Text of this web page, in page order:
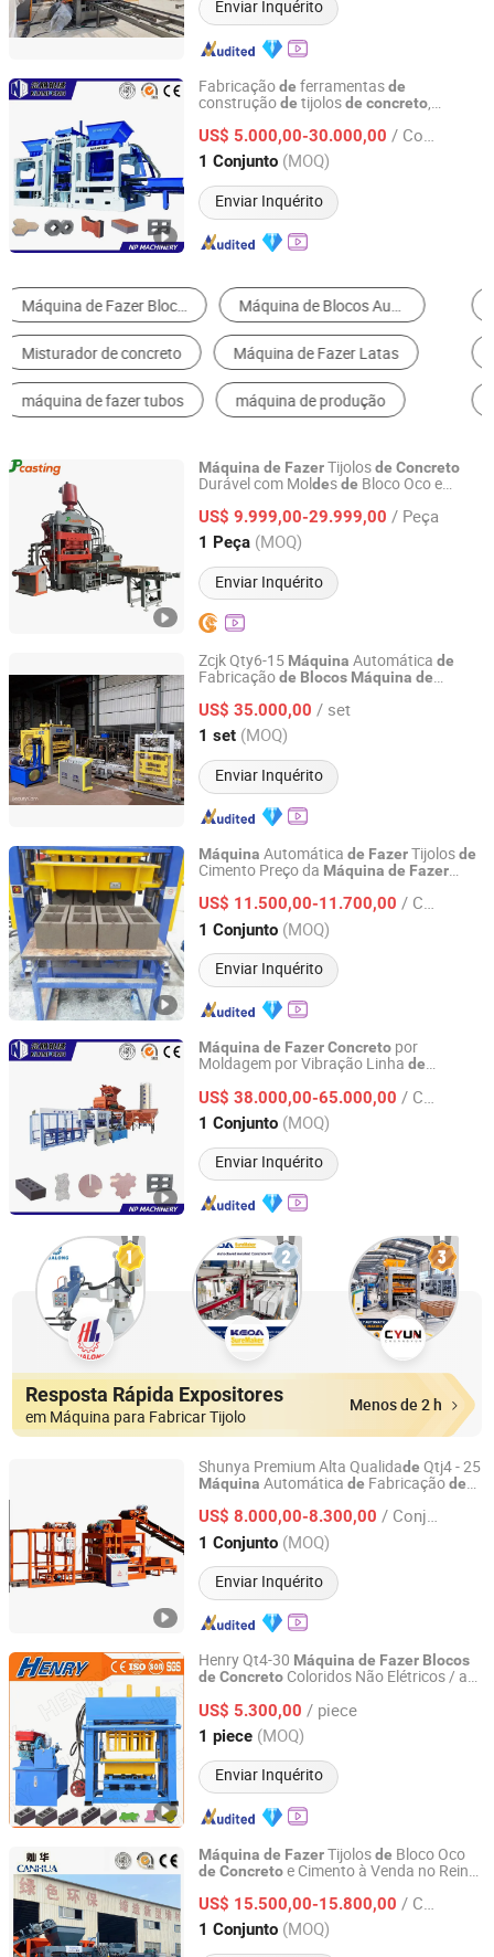
Enviar Inquérito
Fabricaçãode ferramentasde
construçãode tijolosde concreto,
blocosocosdecinzas volantes Np9-15D
US$ 5.000,00-30.000,00 / Conjunto
1 Conjunto (MOQ)
Enviar Inquérito
Langfang Nianpeng International Trade Co., Ltd.
Hebei, China Desde 2024
Máquina para Fabricar Tijolo Máquina de Corte de Pedra
Maquinaria de Concreto Máquina de Gelo
Máquina para Fabricar Placa Máquinas de espuma
Máquina de FazerTijolosde Concreto
Durável com Moldesde Bloco Oco e
US$ 9.999,00-29.999,00 / Peça
1 Peça (MOQ)
Enviar Inquérito
Shanghai Jaw Plate Casting Co., Ltd
Shanghai, China Desde 2025
Zcjk Qty6-15 Máquina Automática de
Fabricaçãode Blocos Máquina de
Concretopara Pavimentação
US$ 35.000,00 / set
1 set (MOQ)
Enviar Inquérito
ZCJK Intelligent Machinery Wuhan Co., Ltd.
Hubei, China Desde 2011
Máquina Automática de FazerTijolosde
Cimento Preço da Máquina de Fazer
Etiópia Gana
US$ 11.500,00-11.700,00 / Conjunto
1 Conjunto (MOQ)
Enviar Inquérito
Shandong Canhua International Trade Co., Ltd.
Shandong, China Desde 2023
Máquina de FazerConcreto por
Moldagem por Vibração Linha de
Automática Qt12-15D
US$ 38.000,00-65.000,00 / Conjunto
1 Conjunto (MOQ)
Enviar Inquérito
Langfang Nianpeng International Trade Co., Ltd.
Hebei, China Desde 2024
Resposta Rápida Expositores
em Máquina para Fabricar Tijolo
Menos de 2 h
Shunya Premium Alta Qualidade Qtj4 - 25
Máquina Automática de Fabricaçãode
BlocosOcultosdeConcreto Preço
US$ 8.000,00-8.300,00 / Conjunto
1 Conjunto (MOQ)
Enviar Inquérito
Shandong Shunya Machinery Co., Ltd.
Shandong, China Desde 2025
Henry Qt4-30 Máquina de Fazer Blocos
de Concreto Coloridos Não Elétricos / a
US$ 5.300,00 / piece
1 piece (MOQ)
Enviar Inquérito
SHANDONG HENRY INTELLIGENT MACHINERY
MANUFACTURING CO., LTD.
Shandong, China
Máquina de FazerTijolosde Bloco Oco
de Concretoe Cimento à Venda no Reino
US$ 15.500,00-15.800,00 / Conjunto
1 Conjunto (MOQ)
Shandong Canhua International Trade Co., Ltd.
Shandong, China Desde 2023